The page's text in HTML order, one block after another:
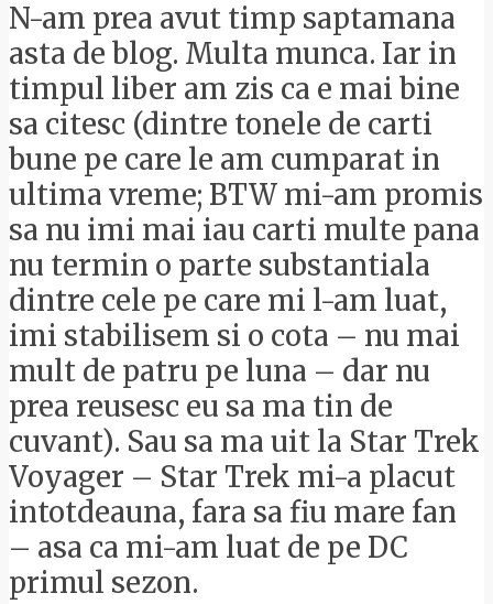
N-am prea avut timp saptamana
asta de blog. Multa munca. Iar in
timpul liber am zis ca e mai bine
sa citesc (dintre tonele de carti
bune pe care le am cumparat in
ultima vreme; BTW mi-am promis
sa nu imi mai iau carti multe pana
nu termin o parte substantiala
dintre cele pe care mi l-am luat,
imi stabilisem si o cota – nu mai
mult de patru pe luna – dar nu
prea reusesc eu sa ma tin de
cuvant). Sau sa ma uit la Star Trek
Voyager – Star Trek mi-a placut
intotdeauna, fara sa fiu mare fan
– asa ca mi-am luat de pe DC
primul sezon.